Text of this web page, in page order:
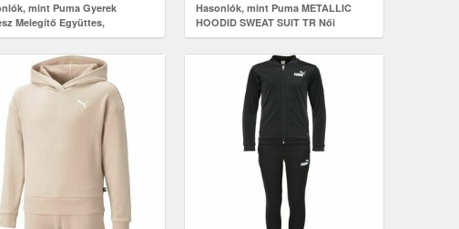
mint Puma Gyerek
Melegítő Együttes,
Hasonlók, mint Puma METALLIC
HOODID SWEAT SUIT TR Női
melegítő szett, fekete, méret